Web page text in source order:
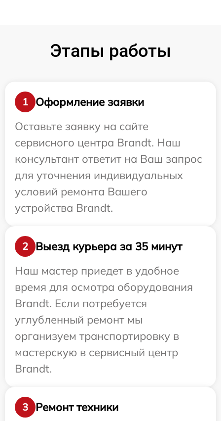
Этапы работы
1
Оформление заявки
Оставьте заявку на сайте
сервисного центра Brandt. Наш
консультант ответит на Ваш запрос
для уточнения индивидуальных
условий ремонта Вашего
устройства Brandt.
2
Выезд курьера за 35 минут
Наш мастер приедет в удобное
время для осмотра оборудования
Brandt. Если потребуется
углубленный ремонт мы
организуем транспортировку в
мастерскую в сервисный центр
Brandt.
3 Ремонт техники